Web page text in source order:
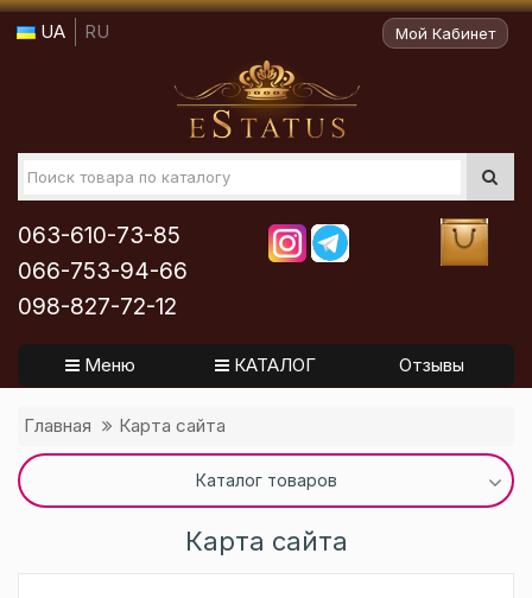
UA RU Мой Кабинет
063-610-73-85
066-753-94-66
098-827-72-12
Меню КАТАЛОГ Отзывы
Главная Карта сайта
Каталог товаров
Карта сайта